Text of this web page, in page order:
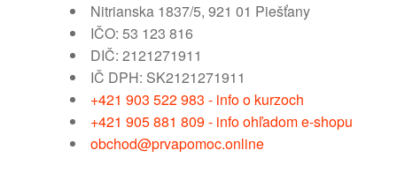
Nitrianska 1837/5, 921 01 Piešťany
IČO: 53 123 816
DIČ: 2121271911
IČ DPH: SK2121271911
+421 903 522 983 - info o kurzoch
+421 905 881 809 - info ohľadom e-shopu
obchod@prvapomoc.online